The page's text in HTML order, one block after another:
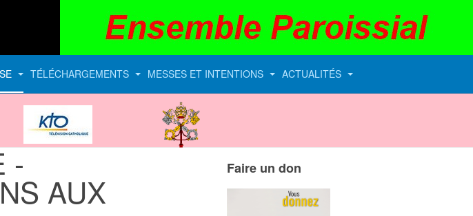
TÉLÉCHARGEMENTS MESSES ET INTENTIONS ACTUALITÉS
-
AUX
Faire un don